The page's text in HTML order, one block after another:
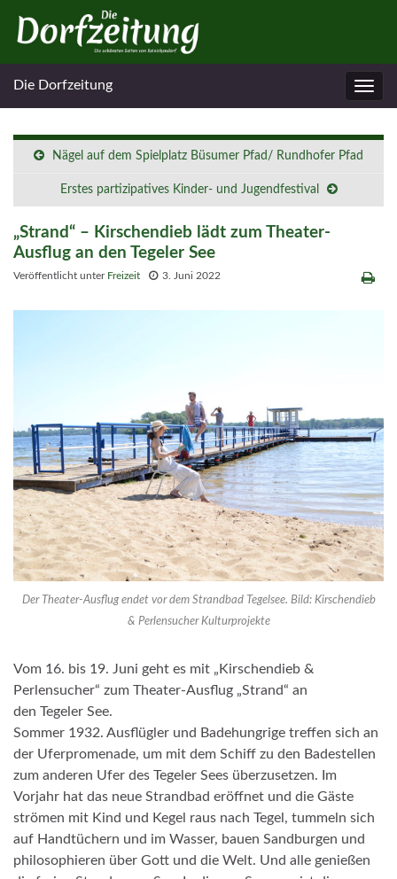
Die Dorfzeitung
Nägel auf dem Spielplatz Büsumer Pfad/ Rundhofer Pfad
Erstes partizipatives Kinder- und Jugendfestival
„Strand“ – Kirschendieb lädt zum Theater-
Ausflug an den Tegeler See
Veröffentlicht unter Freizeit 3. Juni 2022
Der Theater-Ausflug endet vor dem Strandbad Tegelsee. Bild: Kirschendieb
& Perlensucher Kulturprojekte
Vom 16. bis 19. Juni geht es mit „Kirschendieb &
Perlensucher“ zum Theater-Ausflug „Strand“ an
den Tegeler See.
Sommer 1932. Ausflügler und Badehungrige treffen sich an
der Uferpromenade, um mit dem Schiff zu den Badestellen
zum anderen Ufer des Tegeler Sees überzusetzen. Im
Vorjahr hat das neue Strandbad eröffnet und die Gäste
strömen mit Kind und Kegel raus nach Tegel, tummeln sich
auf Handtüchern und im Wasser, bauen Sandburgen und
philosophieren über Gott und die Welt. Und alle genießen